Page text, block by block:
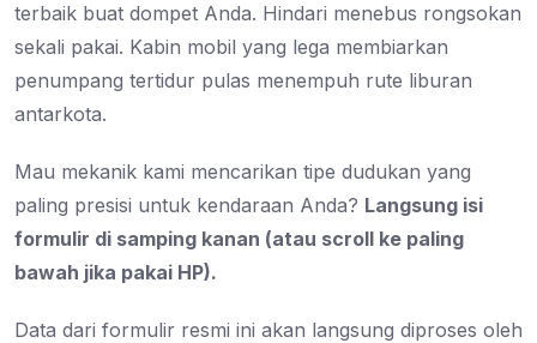
terbaik buat dompet Anda. Hindari menebus rongsokan
sekali pakai. Kabin mobil yang lega membiarkan
penumpang tertidur pulas menempuh rute liburan
antarkota.
Mau mekanik kami mencarikan tipe dudukan yang
paling presisi untuk kendaraan Anda? Langsung isi
formulir di samping kanan (atau scroll ke paling
bawah jika pakai HP).
Data dari formulir resmi ini akan langsung diproses oleh